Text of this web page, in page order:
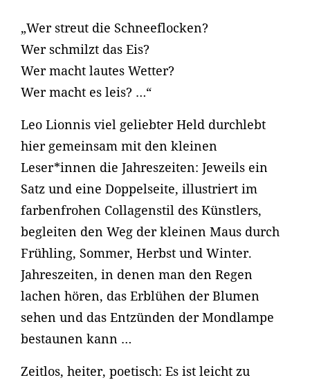
„Wer streut die Schneeflocken?
Wer schmilzt das Eis?
Wer macht lautes Wetter?
Wer macht es leis? …“
Leo Lionnis viel geliebter Held durchlebt
hier gemeinsam mit den kleinen
Leser*innen die Jahreszeiten: Jeweils ein
Satz und eine Doppelseite, illustriert im
farbenfrohen Collagenstil des Künstlers,
begleiten den Weg der kleinen Maus durch
Frühling, Sommer, Herbst und Winter.
Jahreszeiten, in denen man den Regen
lachen hören, das Erblühen der Blumen
sehen und das Entzünden der Mondlampe
bestaunen kann …
Zeitlos, heiter, poetisch: Es ist leicht zu